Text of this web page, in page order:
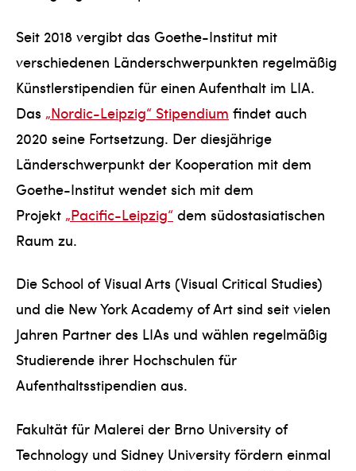
Seit 2018 vergibt das Goethe-Institut mit
verschiedenen Länderschwerpunkten regelmäßig
Künstlerstipendien für einen Aufenthalt im LIA.
Das „Nordic-Leipzig“ Stipendium findet auch
2020 seine Fortsetzung. Der diesjährige
Länderschwerpunkt der Kooperation mit dem
Goethe-Institut wendet sich mit dem
Projekt „Pacific-Leipzig“ dem südostasiatischen
Raum zu.
Die School of Visual Arts (Visual Critical Studies)
und die New York Academy of Art sind seit vielen
Jahren Partner des LIAs und wählen regelmäßig
Studierende ihrer Hochschulen für
Aufenthaltsstipendien aus.
Fakultät für Malerei der Brno University of
Technology und Sidney University fördern einmal